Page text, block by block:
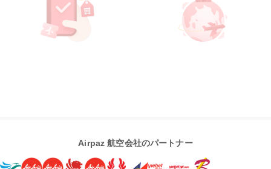
Airpaz 航空会社のパートナー